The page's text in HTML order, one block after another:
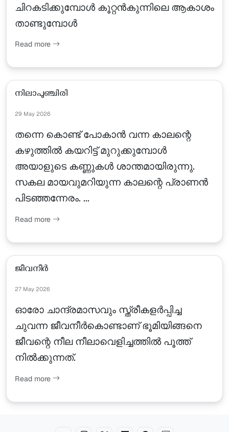
ചിറകടിക്കുമ്പോൾ കൂറ്റൻകുന്നിലെ ആകാശം
താണ്ടുമ്പോൾ
Read more
നിലാപുഞ്ചിരി
29 May 2026
തന്നെ കൊണ്ട് പോകാൻ വന്ന കാലന്റെ
കഴുത്തിൽ കയറിട്ട് മുറുക്കുമ്പോൾ
അയാളുടെ കണ്ണുകൾ ശാന്തമായിരുന്നു.
സകല മായവുമറിയുന്ന കാലന്റെ പ്രാണൻ
പിടഞ്ഞന്നേരം. ...
Read more
ജീവനീർ
27 May 2026
ഓരോ ചാന്ദ്രമാസവും സ്ത്രീകളർപ്പിച്ച
ചുവന്ന ജീവനീർകൊണ്ടാണ് ഭൂമിയിങ്ങനെ
ജീവന്റെ നീല നീലാവെളിച്ചത്തിൽ പൂത്ത്
നിൽക്കുന്നത്.
Read more